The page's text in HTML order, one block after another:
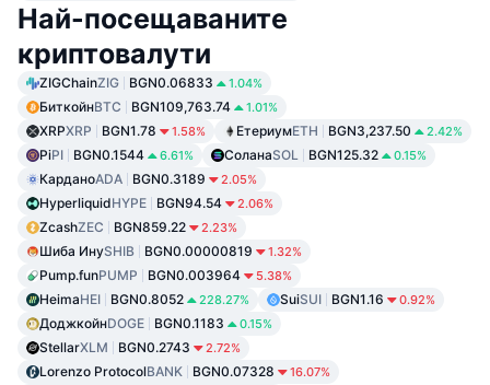
Най-посещаваните
криптовалути
ZIGChainZIG BGN0.06833 1.04%
БиткойнBTC BGN109,763.74 1.01%
XRPXRP BGN1.78 1.58% ЕтериумETH BGN3,237.50 2.42%
PiPI BGN0.1544 6.61% СоланаSOL BGN125.32 0.15%
КарданоADA BGN0.3189 2.05%
HyperliquidHYPE BGN94.54 2.06%
ZcashZEC BGN859.22 2.23%
Шиба ИнуSHIB BGN0.00000819 1.32%
Pump.funPUMP BGN0.003964 5.38%
HeimaHEI BGN0.8052 228.27% SuiSUI BGN1.16 0.92%
ДоджкойнDOGE BGN0.1183 0.15%
StellarXLM BGN0.2743 2.72%
Lorenzo ProtocolBANK BGN0.07328 16.07%